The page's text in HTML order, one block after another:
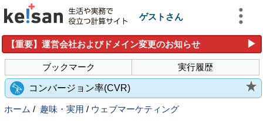
ゲストさん
【重要】運営会社およびドメイン変更のお知らせ ▶
ブックマーク 実行履歴
コンバージョン率(CVR)
ホーム / 趣味・実用 / ウェブマーケティング